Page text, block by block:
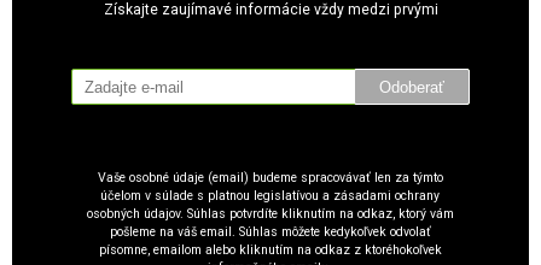
Získajte zaujímavé informácie vždy medzi prvými
Odoberať
Vaše osobné údaje (email) budeme spracovávať len za týmto
účelom v súlade s platnou legislatívou a zásadami ochrany
osobných údajov. Súhlas potvrdíte kliknutím na odkaz, ktorý vám
pošleme na váš email. Súhlas môžete kedykoľvek odvolať
písomne, emailom alebo kliknutím na odkaz z ktoréhokoľvek